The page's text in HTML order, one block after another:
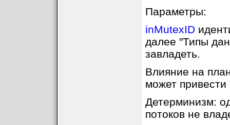
Параметры:
inMutexID
далее "Типы
завладеть.
Влияние на
может привести
Детерминизм:
потоков не